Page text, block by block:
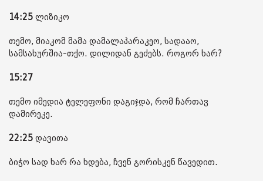
14:25 ლიზიკო
თემო, მიაკომ მამა დამალაპარაკეო, სადააო,
სამსახურშია-თქო. დილიდან გეძებს. როგორ ხარ?
15:27
თემო იმედია ტელეფონი დაგიჯდა, რომ ჩართავ
დამირეკე.
22:25 დავითა
ბიჭო სად ხარ რა ხდება, ჩვენ გორისკენ წავედით.